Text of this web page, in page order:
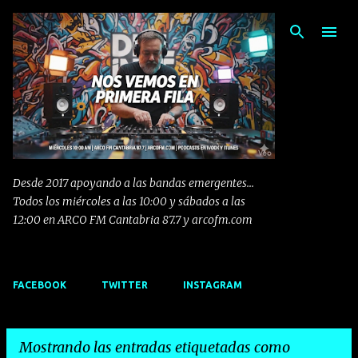
Ir al contenido principal
Desde 2017 apoyando a las bandas emergentes...
Todos los miércoles a las 10:00 y sábados a las
12:00 en ARCO FM Cantabria 87.7 y arcofm.com
FACEBOOK TWITTER INSTAGRAM
Mostrando las entradas etiquetadas como